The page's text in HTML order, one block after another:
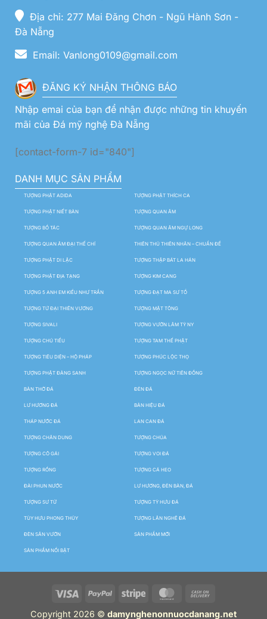
Địa chỉ: 277 Mai Đăng Chơn - Ngũ Hành Sơn -
Đà Nẵng
Email: Vanlong0109@gmail.com
ĐĂNG KÝ NHẬN THÔNG BÁO
Nhập emai của bạn để nhận được những tin khuyến
mãi của Đá mỹ nghệ Đà Nẵng
[contact-form-7 id="840"]
DANH MỤC SẢN PHẨM
TƯỢNG PHẬT ADIDA TƯỢNG PHẬT THÍCH CA
TƯỢNG PHẬT NIẾT BÀN TƯỢNG QUAN ÂM
TƯỢNG BỒ TÁC TƯỢNG QUAN ÂM NGỰ LONG
TƯỢNG QUAN ÂM ĐẠI THẾ CHÍ THIÊN THỦ THIÊN NHÃN – CHUẨN ĐỀ
TƯỢNG PHẬT DI LẶC TƯỢNG THẬP BÁT LA HÁN
TƯỢNG PHẬT ĐỊA TẠNG TƯỢNG KIM CANG
TƯỢNG 5 ANH EM KIỀU NHƯ TRẦN TƯỢNG ĐẠT MA SƯ TỔ
TƯỢNG TỨ ĐẠI THIÊN VƯƠNG TƯỢNG MẬT TÔNG
TƯỢNG SIVALI TƯỢNG VƯỜN LÂM TỲ NY
TƯỢNG CHÚ TIỂU TƯỢNG TAM THẾ PHẬT
TƯỢNG TIÊU DIỆN – HỘ PHÁP TƯỢNG PHÚC LỘC THỌ
TƯỢNG PHẬT ĐẢNG SANH TƯỢNG NGỌC NỮ TIÊN ĐỒNG
BÀN THỜ ĐÁ ĐÈN ĐÁ
LƯ HƯƠNG ĐÁ BẢN HIỆU ĐÁ
THÁP NƯỚC ĐÁ LAN CAN ĐÁ
TƯỢNG CHÂN DUNG TƯỢNG CHÚA
TƯỢNG CÔ GÁI TƯỢNG VOI ĐÁ
TƯỢNG RỒNG TƯỢNG CÁ HEO
ĐÀI PHUN NƯỚC LƯ HƯƠNG, ĐÈN BÀN, ĐÁ
TƯỢNG SƯ TỬ TƯỢNG TỲ HƯU ĐÁ
TÙY HƯU PHONG THỦY TƯỢNG LÂN NGHÊ ĐÁ
ĐÈN SÂN VƯỜN SẢN PHẨM MỚI
SẢN PHẨM NỔI BẬT
Copyright 2026 © damynghenonnuocdanang.net